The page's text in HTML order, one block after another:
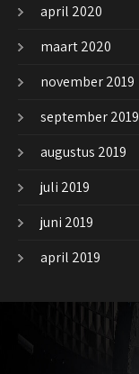
april 2020
maart 2020
november 2019
september 2019
augustus 2019
juli 2019
juni 2019
april 2019